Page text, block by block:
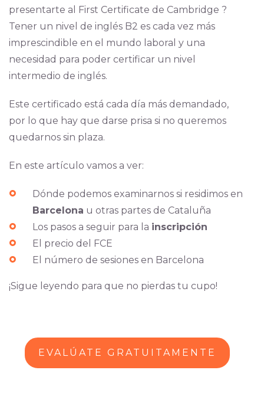
presentarte al First Certificate de Cambridge ?
Tener un nivel de inglés B2 es cada vez más
imprescindible en el mundo laboral y una
necesidad para poder certificar un nivel
intermedio de inglés.
Este certificado está cada día más demandado,
por lo que hay que darse prisa si no queremos
quedarnos sin plaza.
En este artículo vamos a ver:
Dónde podemos examinarnos si residimos en
Barcelona u otras partes de Cataluña
Los pasos a seguir para la inscripción
El precio del FCE
El número de sesiones en Barcelona
¡Sigue leyendo para que no pierdas tu cupo!
EVALÚATE GRATUITAMENTE